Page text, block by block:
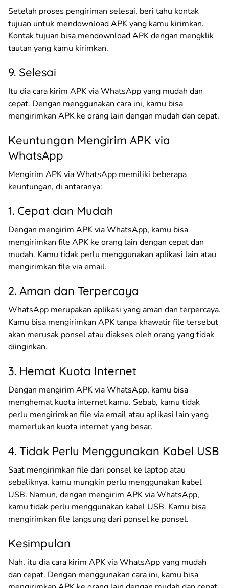
Setelah proses pengiriman selesai, beri tahu kontak
tujuan untuk mendownload APK yang kamu kirimkan.
Kontak tujuan bisa mendownload APK dengan mengklik
tautan yang kamu kirimkan.
9. Selesai
Itu dia cara kirim APK via WhatsApp yang mudah dan
cepat. Dengan menggunakan cara ini, kamu bisa
mengirimkan APK ke orang lain dengan mudah dan cepat.
Keuntungan Mengirim APK via
WhatsApp
Mengirim APK via WhatsApp memiliki beberapa
keuntungan, di antaranya:
1. Cepat dan Mudah
Dengan mengirim APK via WhatsApp, kamu bisa
mengirimkan file APK ke orang lain dengan cepat dan
mudah. Kamu tidak perlu menggunakan aplikasi lain atau
mengirimkan file via email.
2. Aman dan Terpercaya
WhatsApp merupakan aplikasi yang aman dan terpercaya.
Kamu bisa mengirimkan APK tanpa khawatir file tersebut
akan merusak ponsel atau diakses oleh orang yang tidak
diinginkan.
3. Hemat Kuota Internet
Dengan mengirim APK via WhatsApp, kamu bisa
menghemat kuota internet kamu. Sebab, kamu tidak
perlu mengirimkan file via email atau aplikasi lain yang
memerlukan kuota internet yang besar.
4. Tidak Perlu Menggunakan Kabel USB
Saat mengirimkan file dari ponsel ke laptop atau
sebaliknya, kamu mungkin perlu menggunakan kabel
USB. Namun, dengan mengirim APK via WhatsApp,
kamu tidak perlu menggunakan kabel USB. Kamu bisa
mengirimkan file langsung dari ponsel ke ponsel.
Kesimpulan
Nah, itu dia cara kirim APK via WhatsApp yang mudah
dan cepat. Dengan menggunakan cara ini, kamu bisa